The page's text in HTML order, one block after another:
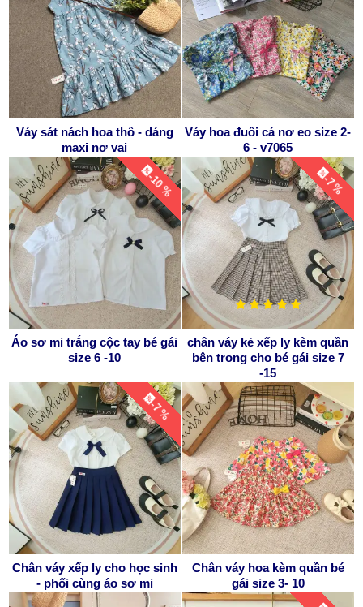
Váy sát nách hoa thô - dáng
maxi nơ vai
Váy hoa đuôi cá nơ eo size 2-
6 - v7065
-10 %
Áo sơ mi trắng cộc tay bé gái
size 6 -10
-7 %
chân váy kẻ xếp ly kèm quần
bên trong cho bé gái size 7
-15
-7 %
Chân váy xếp ly cho học sinh
- phối cùng áo sơ mi
Chân váy hoa kèm quần bé
gái size 3- 10